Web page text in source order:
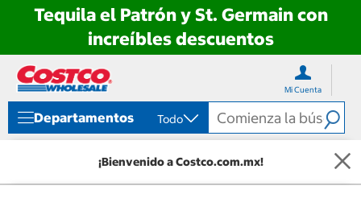
Tequila el Patrón y St. Germain con
increíbles descuentos
directo
contenido
directo
menú
navegación
Mi Cuenta
Departamentos Todo
¡Bienvenido a Costco.com.mx!